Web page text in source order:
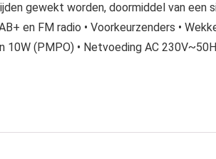
gewekt worden, doormiddel van een
en FM radio • Voorkeurzenders •
10W (PMPO) • Netvoeding AC